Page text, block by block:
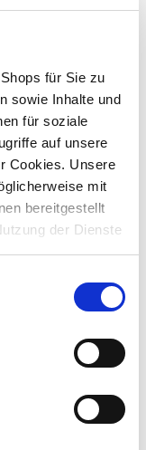
für Sie zu
sowie Inhalte und
für soziale
auf unsere
Cookies. Unsere
mit
bereitgestellt
der Dienste